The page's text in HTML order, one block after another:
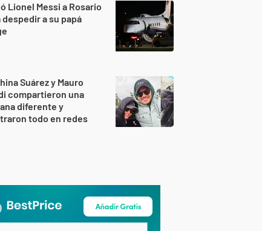
Lionel Messi a Rosario
despedir a su papá
Suárez y Mauro
compartieron una
diferente y
todo en redes